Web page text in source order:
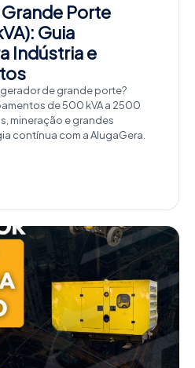
Porte
Guia
Indústria e
de grande porte?
de 500 kVA a 2500
mineração e grandes
contínua com a AlugaGera.